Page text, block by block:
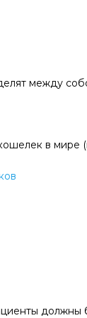
между
в мире
должны